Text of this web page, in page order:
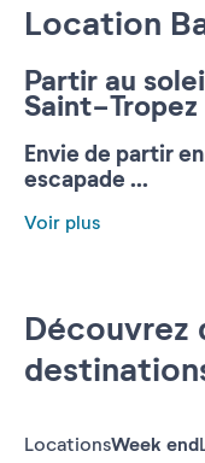
Location
Partir au
Saint-Tropez
Envie de partir
escapade ...
Voir plus
Découvrez
LocationsWeek end